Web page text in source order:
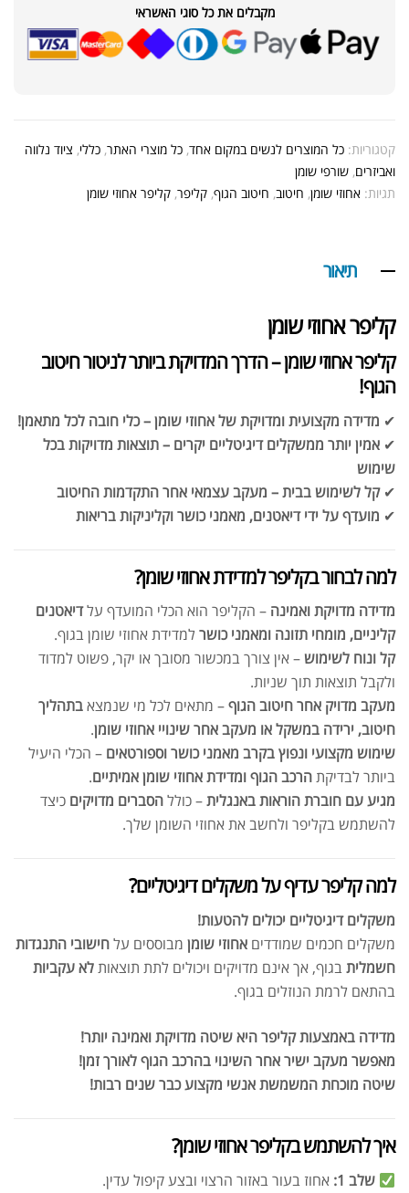
מקבלים את כל סוגי האשראי
קטגוריות: כל המוצרים לנשים במקום אחד, כל מוצרי האתר, כללי, ציוד נלווה
ואביזרים, שורפי שומן
תגיות: אחוזי שומן, חיטוב, חיטוב הגוף, קליפר, קליפר אחוזי שומן
תיאור
קליפר אחוזי שומן
קליפר אחוזי שומן – הדרך המדויקת ביותר לניטור חיטוב
הגוף!
✔ מדידה מקצועית ומדויקת של אחוזי שומן – כלי חובה לכל מתאמן!
✔ אמין יותר ממשקלים דיגיטליים יקרים – תוצאות מדויקות בכל
שימוש
✔קל לשימוש בבית – מעקב עצמאי אחר התקדמות החיטוב
✔ מועדף על ידי דיאטנים, מאמני כושר וקליניקות בריאות
למה לבחור בקליפר למדידת אחוזי שומן?
מדידה מדויקת ואמינה – הקליפר הוא הכלי המועדף עלדיאטנים
קליניים, מומחי תזונה ומאמני כושרלמדידת אחוזי שומן בגוף.
קל ונוח לשימוש– אין צורך במכשור מסובך או יקר, פשוט למדוד
ולקבל תוצאות תוך שניות.
מעקב מדויק אחר חיטוב הגוף– מתאים לכל מי שנמצאבתהליך
חיטוב, ירידה במשקל או מעקב אחר שינויי אחוזי שומן.
שימוש מקצועי ונפוץ בקרב מאמני כושר וספורטאים – הכלי היעיל
ביותר לבדיקתהרכב הגוף ומדידת אחוזי שומן אמיתיים.
מגיע עם חוברת הוראות באנגלית– כוללהסברים מדויקים כיצד
להשתמש בקליפר ולחשב את אחוזי השומן שלך.
למה קליפר עדיף על משקלים דיגיטליים?
משקלים דיגיטליים יכולים להטעות!
משקלים חכמים שמודדים אחוזי שומן מבוססים עלחישובי התנגדות
חשמליתבגוף, אך אינם מדויקים ויכולים לתת תוצאותלא עקביות
בהתאם לרמת הנוזלים בגוף.
מדידה באמצעות קליפר היא שיטה מדויקת ואמינה יותר!
מאפשר מעקב ישיר אחר השינוי בהרכב הגוף לאורך זמן!
שיטה מוכחת המשמשת אנשי מקצוע כבר שנים רבות!
איך להשתמש בקליפר אחוזי שומן?
שלב 1:
אחוז בעור באזור הרצוי ובצע קיפול עדין.